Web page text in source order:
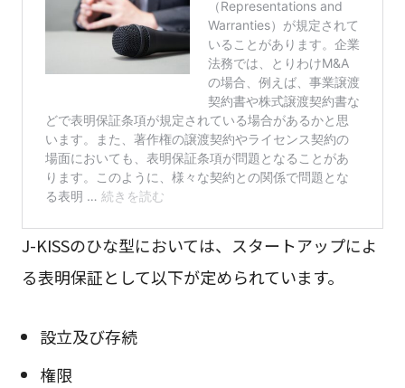
J-KISSのひな型においては、スタートアップによ
る表明保証として以下が定められています。
設立及び存続
権限